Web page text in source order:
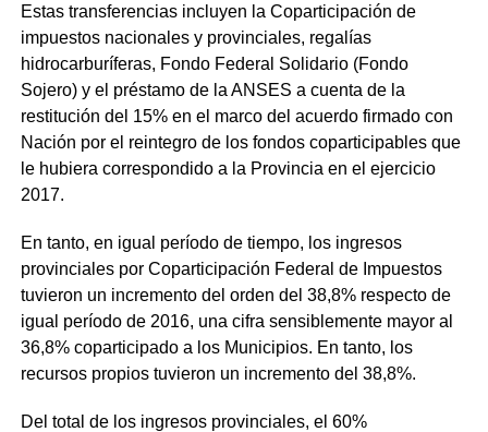
Estas transferencias incluyen la Coparticipación de
impuestos nacionales y provinciales, regalías
hidrocarburíferas, Fondo Federal Solidario (Fondo
Sojero) y el préstamo de la ANSES a cuenta de la
restitución del 15% en el marco del acuerdo firmado con
Nación por el reintegro de los fondos coparticipables que
le hubiera correspondido a la Provincia en el ejercicio
2017.
En tanto, en igual período de tiempo, los ingresos
provinciales por Coparticipación Federal de Impuestos
tuvieron un incremento del orden del 38,8% respecto de
igual período de 2016, una cifra sensiblemente mayor al
36,8% coparticipado a los Municipios. En tanto, los
recursos propios tuvieron un incremento del 38,8%.
Del total de los ingresos provinciales, el 60%